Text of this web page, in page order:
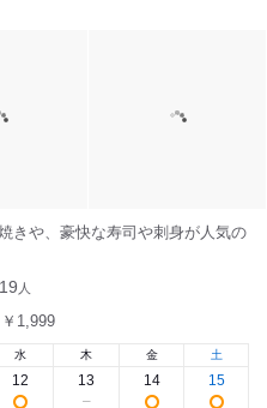
きや、豪快な寿司や刺身が人気の
人
1,999
水
12
木
13
金
14
土
15